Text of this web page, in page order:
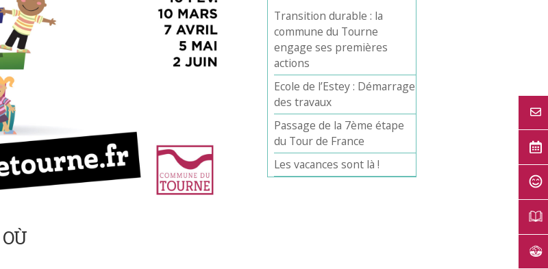
OÙ
Transition durable : la
commune du Tourne
engage ses premières
actions
Ecole de l’Estey : Démarrage
des travaux
Passage de la 7ème étape
du Tour de France
Les vacances sont là !